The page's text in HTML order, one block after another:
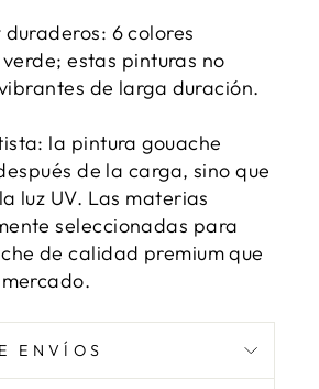
6 colores
estas pinturas no
de larga duración.
la pintura gouache
de la carga, sino que
luz UV. Las materias
seleccionadas para
de calidad premium que
ENVÍOS